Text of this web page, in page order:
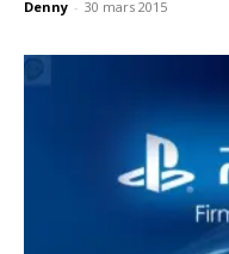
Denny - 30 mars 2015